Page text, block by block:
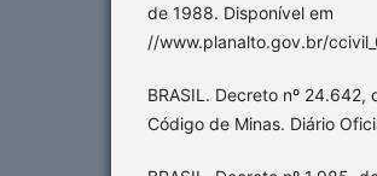
de 1988. Disponível em
//www.planalto.gov.br/
BRASIL. Decreto nº
Código de Minas. Diário